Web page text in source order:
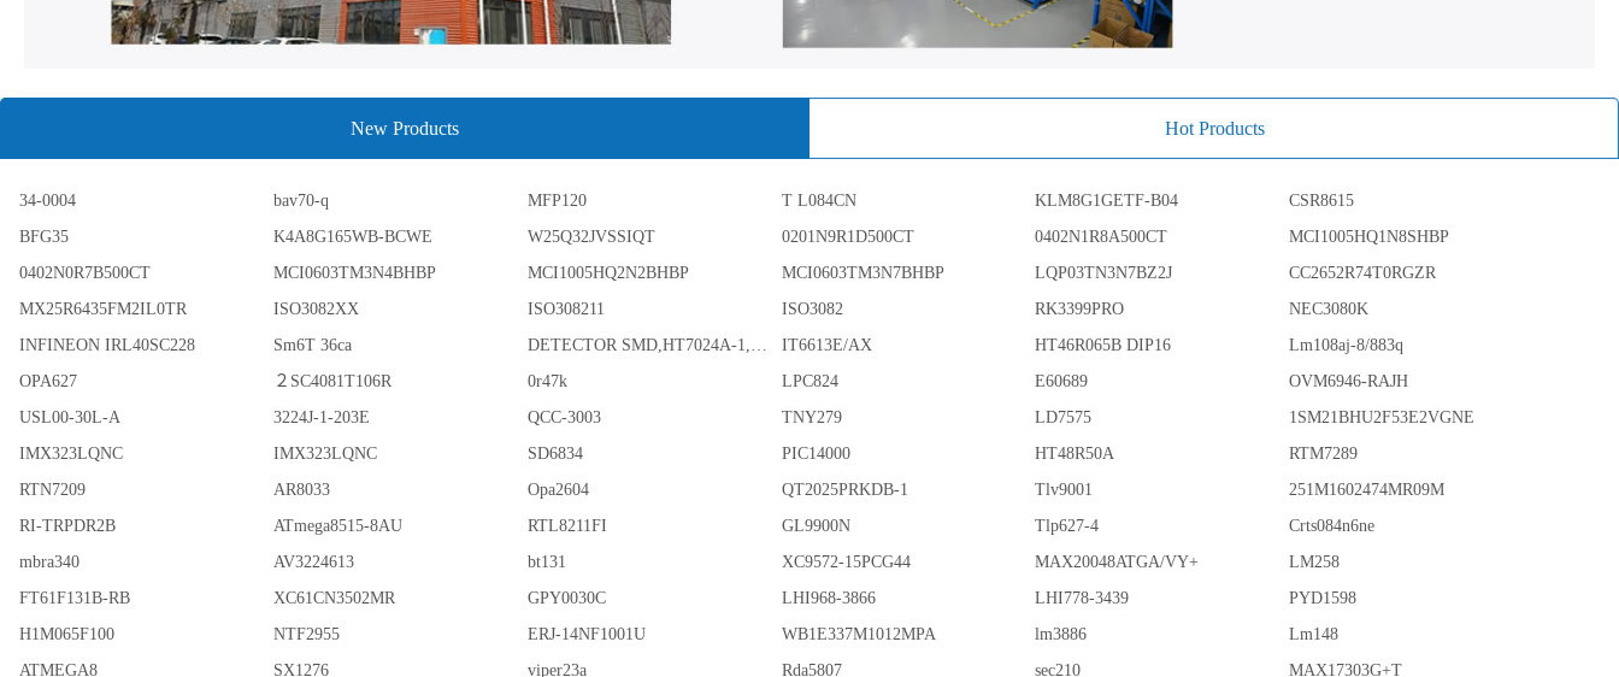
New Products Hot Products
34-0004 bav70-q MFP120 T L084CN KLM8G1GETF-B04
CSR8615
BFG35
K4A8G165WB-BCWE W25Q32JVSSIQT 0201N9R1D500CT 0402N1R8A500CT
MCI1005HQ1N8SHBP
0402N0R7B500CT
MCI0603TM3N4BHBP MCI1005HQ2N2BHBP MCI0603TM3N7BHBP LQP03TN3N7BZ2J
CC2652R74T0RGZR
MX25R6435FM2IL0TR
ISO3082XX ISO308211 ISO3082 RK3399PRO
NEC3080K
INFINEON IRL40SC228
Sm6T 36ca DETECTOR SMD,HT7024A-1,3%,SOT-89 IT6613E/AX HT46R065B DIP16
Lm108aj-8/883q
OPA627
２SC4081T106R 0r47k LPC824 E60689
OVM6946-RAJH
USL00-30L-A
3224J-1-203E QCC-3003 TNY279 LD7575
1SM21BHU2F53E2VGNE
IMX323LQNC
IMX323LQNC SD6834 PIC14000 HT48R50A
RTM7289
RTN7209
AR8033 Opa2604 QT2025PRKDB-1 Tlv9001
251M1602474MR09M
RI-TRPDR2B
ATmega8515-8AU RTL8211FI GL9900N Tlp627-4
Crts084n6ne
mbra340
AV3224613 bt131 XC9572-15PCG44 MAX20048ATGA/VY+
LM258
FT61F131B-RB
XC61CN3502MR GPY0030C LHI968-3866 LHI778-3439
PYD1598
H1M065F100
NTF2955 ERJ-14NF1001U WB1E337M1012MPA lm3886
Lm148
ATMEGA8
SX1276 viper23a Rda5807 sec210 MAX17303G+T